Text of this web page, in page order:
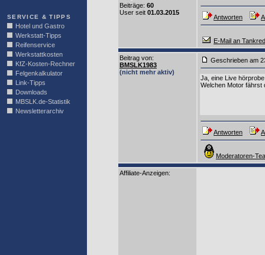
SERVICE & TIPPS
Hotel und Gastro
Werkstatt-Tipps
Reifenservice
Werkstattkosten
KfZ-Kosten-Rechner
Felgenkalkulator
Link-Tipps
Downloads
MBSLK.de-Statistik
Newsletterarchiv
Beiträge: 60
User seit 01.03.2015
Antworten
E-Mail an Tankred
Beitrag von:
BMSLK1983
(nicht mehr aktiv)
Geschrieben am
Ja, eine Live
Welchen Motor fährst
Antworten
Moderatoren-
Affiliate-Anzeigen: